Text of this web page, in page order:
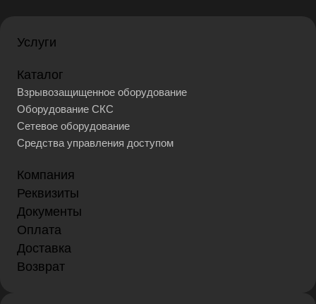
Услуги
Каталог
Взрывозащищенное оборудование
Оборудование СКС
Сетевое оборудование
Средства управления доступом
Компания
Реквизиты
Документы
Оплата
Доставка
Возврат